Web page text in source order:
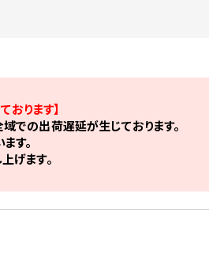
ります】
での出荷遅延が生じております。
す。
げます。